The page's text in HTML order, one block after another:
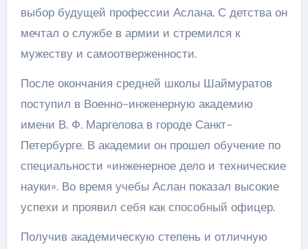
выбор будущей профессии Аслана. С детства он
мечтал о службе в армии и стремился к
мужеству и самоотверженности.
После окончания средней школы Шаймуратов
поступил в Военно-инженерную академию
имени В. Ф. Маргелова в городе Санкт-
Петербурге. В академии он прошел обучение по
специальности «инженерное дело и технические
науки». Во время учебы Аслан показал высокие
успехи и проявил себя как способный офицер.
Получив академическую степень и отличную